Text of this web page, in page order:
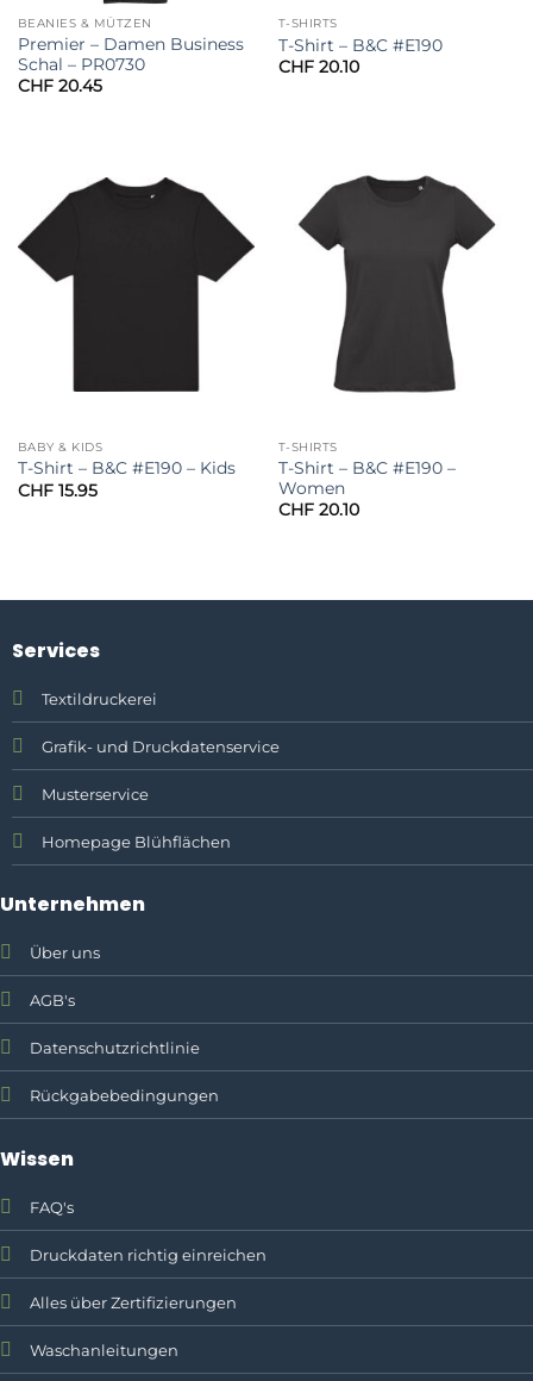
BEANIES & MÜTZEN
Premier – Damen Business
Schal – PR0730
CHF20.45
T-SHIRTS
T-Shirt – B&C #E190
CHF20.10
BABY & KIDS
T-Shirt – B&C #E190 – Kids
CHF15.95
T-SHIRTS
T-Shirt – B&C #E190 –
Women
CHF20.10
Services
Textildruckerei
Grafik- und Druckdatenservice
Musterservice
Homepage Blühflächen
Unternehmen
Über uns
AGB's
Datenschutzrichtlinie
Rückgabebedingungen
Wissen
FAQ's
Druckdaten richtig einreichen
Alles über Zertifizierungen
Waschanleitungen